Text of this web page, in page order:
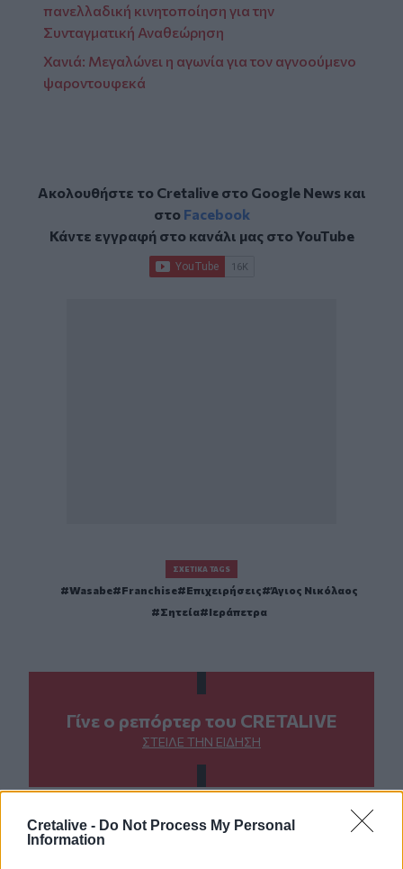
Cretalive - Do Not Process My Personal
Information
πανελλαδική κινητοποίηση για την
Συνταγματική Αναθεώρηση
Χανιά: Μεγαλώνει η αγωνία για τον αγνοούμενο
ψαροντουφεκά
Ακολουθήστε το Cretalive στο Google Newsκαι
στο Facebook
Κάντε εγγραφή στο κανάλι μας στοYouTube
ΣΧΕΤΙΚΆ TAGS
Wasabe Franchise Επιχειρήσεις
Άγιος Νικόλαος
Σητεία
Ιεράπετρα
Γίνε ο ρεπόρτερ του CRETALIVE
ΣΤΕΊΛΕ ΤΗΝ ΕΊΔΗΣΗ
Ροή ειδήσεων